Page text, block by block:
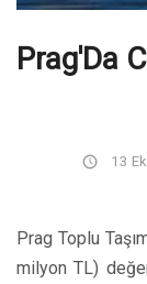
Prag'Da
13
Prag Toplu
milyon TL)